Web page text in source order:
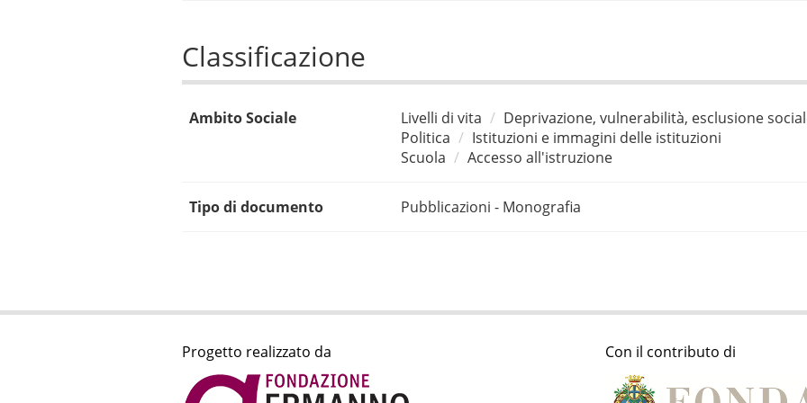
Classificazione
Ambito Sociale Livelli di vita
Deprivazione, vulnerabilità, esclusione
Politica
Istituzioni e immagini delle istituzioni
Scuola
Accesso all'istruzione
Tipo di documento Pubblicazioni - Monografia
Progetto realizzato da Con il contributo di